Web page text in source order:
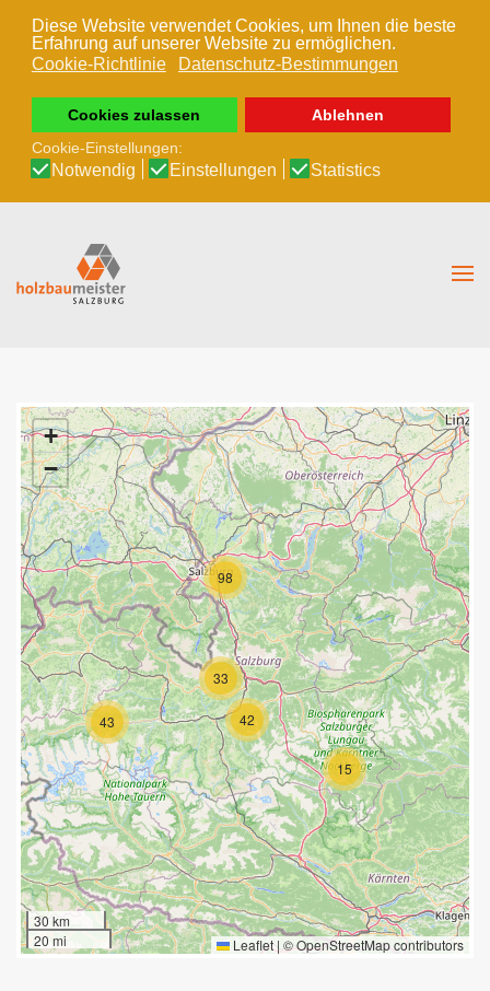
Diese Website verwendet Cookies, um Ihnen die beste
Erfahrung auf unserer Website zu ermöglichen.
Cookie-Richtlinie
Datenschutz-Bestimmungen
Cookies zulassen
Ablehnen
Cookie-Einstellungen:
Notwendig Einstellungen Statistics
Zum Hauptinhalt springen
15
33
42
43
98
+
−
30 km
20 mi
Leaflet | ©OpenStreetMapcontributors